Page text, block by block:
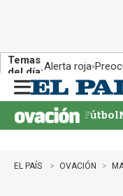
Temas
del día:Alerta roja
n
u
Fútbol
EL PAÍS OVACIÓN